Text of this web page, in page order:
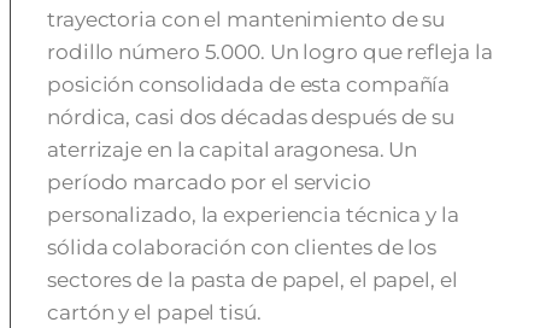
trayectoria con el mantenimiento de su
rodillo número 5.000. Un logro que refleja la
posición consolidada de esta compañía
nórdica, casi dos décadas después de su
aterrizaje en la capital aragonesa. Un
período marcado por el servicio
personalizado, la experiencia técnica y la
sólida colaboración con clientes de los
sectores de la pasta de papel, el papel, el
cartón y el papel tisú.